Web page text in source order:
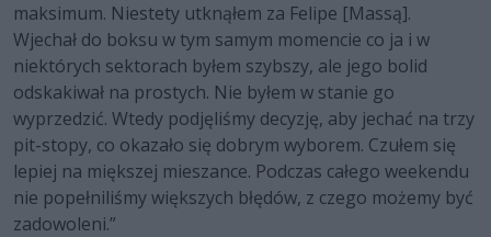
maksimum. Niestety utknąłem za Felipe [Massą].
Wjechał do boksu w tym samym momencie co ja i w
niektórych sektorach byłem szybszy, ale jego bolid
odskakiwał na prostych. Nie byłem w stanie go
wyprzedzić. Wtedy podjęliśmy decyzję, aby jechać na trzy
pit-stopy, co okazało się dobrym wyborem. Czułem się
lepiej na miększej mieszance. Podczas całego weekendu
nie popełniliśmy większych błędów, z czego możemy być
zadowoleni.”